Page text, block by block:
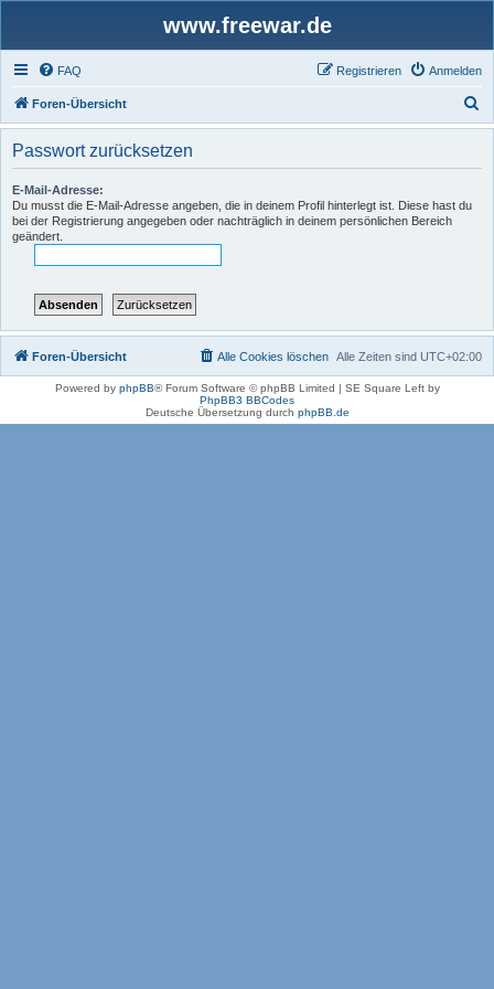
www.freewar.de
FAQ Anmelden
Registrieren
Foren-Übersicht
u
Passwort zurücksetzen
E-Mail-Adresse:
Du musst die E-Mail-Adresse angeben, die in deinem Profil hinterlegt ist. Diese hast du
bei der Registrierung angegeben oder nachträglich in deinem persönlichen Bereich
geändert.
Foren-Übersicht Alle Zeiten sind UTC+02:00
Alle Cookies löschen
Powered by phpBB® Forum Software © phpBB Limited | SE Square Left by
PhpBB3 BBCodes
Deutsche Übersetzung durch phpBB.de